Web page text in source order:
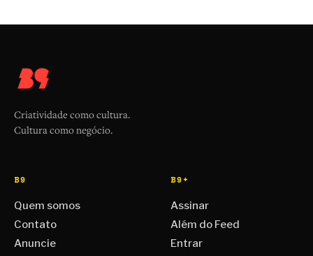
Criatividade como cultura.
Cultura como negócio.
B9
Quem somos
Contato
Anuncie
B9+
Assinar
Além do Feed
Entrar